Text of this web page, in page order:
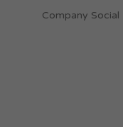
Company Social